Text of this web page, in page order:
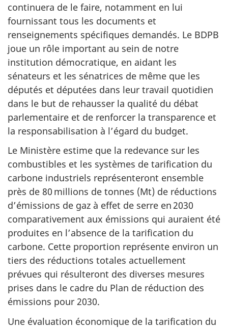
continuera de le faire, notamment en lui
fournissant tous les documents et
renseignements spécifiques demandés. Le BDPB
joue un rôle important au sein de notre
institution démocratique, en aidant les
sénateurs et les sénatrices de même que les
députés et députées dans leur travail quotidien
dans le but de rehausser la qualité du débat
parlementaire et de renforcer la transparence et
la responsabilisation à l’égard du budget.
Le Ministère estime que la redevance sur les
combustibles et les systèmes de tarification du
carbone industriels représenteront ensemble
près de 80 millions de tonnes (Mt) de réductions
d’émissions de gaz à effet de serre en 2030
comparativement aux émissions qui auraient été
produites en l’absence de la tarification du
carbone. Cette proportion représente environ un
tiers des réductions totales actuellement
prévues qui résulteront des diverses mesures
prises dans le cadre du Plan de réduction des
émissions pour 2030.
Une évaluation économique de la tarification du